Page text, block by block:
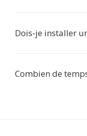
Dois-je installer
Combien de